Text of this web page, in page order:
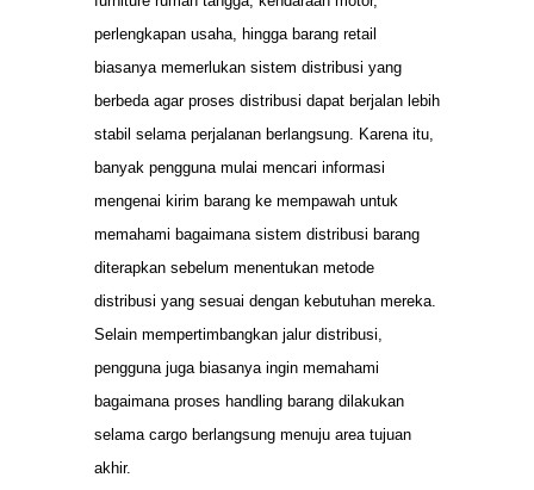
perlengkapan usaha, hingga barang retail
biasanya memerlukan sistem distribusi yang
berbeda agar proses distribusi dapat berjalan lebih
stabil selama perjalanan berlangsung. Karena itu,
banyak pengguna mulai mencari informasi
mengenai kirim barang ke mempawah untuk
memahami bagaimana sistem distribusi barang
diterapkan sebelum menentukan metode
distribusi yang sesuai dengan kebutuhan mereka.
Selain mempertimbangkan jalur distribusi,
pengguna juga biasanya ingin memahami
bagaimana proses handling barang dilakukan
selama cargo berlangsung menuju area tujuan
akhir.